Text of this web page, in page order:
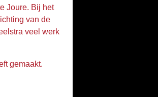
Joure. Bij het
van de
veel werk
gemaakt.